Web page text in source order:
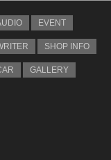
EVENT
SHOP INFO
GALLERY